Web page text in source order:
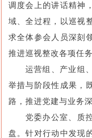
调度会上的讲话精神
域、全过程，以巡视
求全体参会人员深刻
推进巡视整改各项任
运营组、产业组
举措与阶段性成果，
路，推进党建与业务
党委办公室、质
盘。针对行动中发现